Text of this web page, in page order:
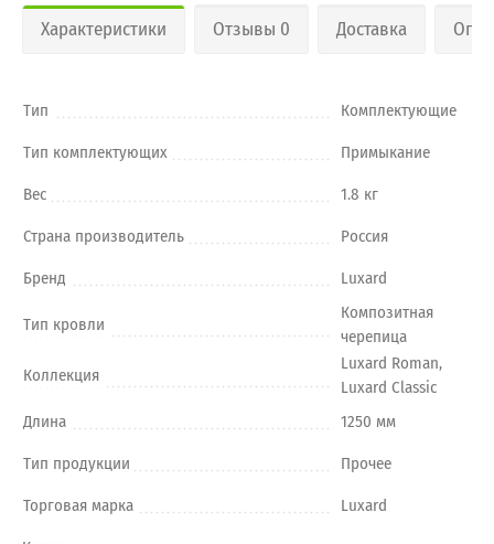
Характеристики Отзывы 0 Доставка
Тип Комплектующие
Тип комплектующих Примыкание
Вес 1.8 кг
Страна производитель Россия
Бренд Luxard
Тип кровли
Композитная
черепица
Коллекция
Luxard Roman,
Luxard Classic
Длина
1250 мм
Тип продукции Прочее
Торговая марка Luxard